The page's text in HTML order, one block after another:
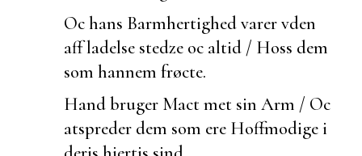
Oc hans Barmhertighed varer vden
aff ladelse stedze oc altid / Hoss dem
som hannem frøcte.
Hand bruger Mact met sin Arm / Oc
atspreder dem som ere Hoffmodige i